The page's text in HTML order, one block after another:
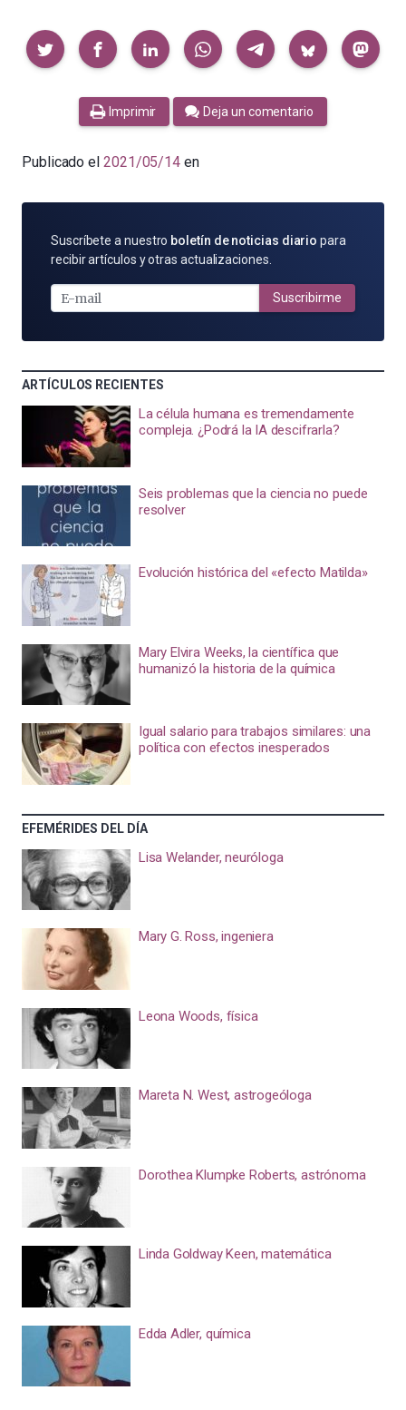
Compartir
Imprimir Deja un comentario
Publicado el 2021/05/14 en
SUSCRÍBETE
POR
MAIL
Suscríbete a nuestro boletín de noticias diario para
recibir artículos y otras actualizaciones.
Suscribirme
ARTÍCULOS RECIENTES
La célula humana es tremendamente
compleja. ¿Podrá la IA descifrarla?
Seis problemas que la ciencia no puede
resolver
Evolución histórica del «efecto Matilda»
Mary Elvira Weeks, la científica que
humanizó la historia de la química
Igual salario para trabajos similares: una
política con efectos inesperados
EFEMÉRIDES DEL DÍA
Lisa Welander, neuróloga
Mary G. Ross, ingeniera
Leona Woods, física
Mareta N. West, astrogeóloga
Dorothea Klumpke Roberts, astrónoma
Linda Goldway Keen, matemática
Edda Adler, química